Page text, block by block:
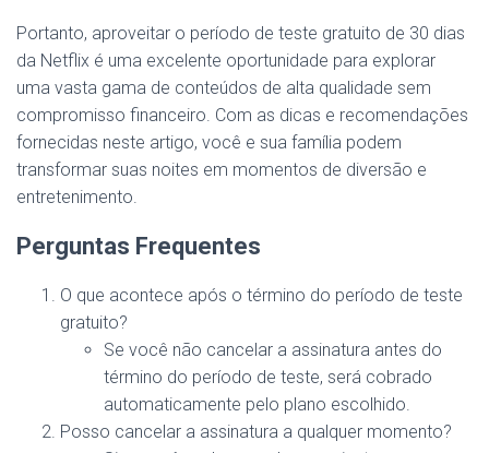
Portanto, aproveitar o período de teste gratuito de 30 dias
da Netflix é uma excelente oportunidade para explorar
uma vasta gama de conteúdos de alta qualidade sem
compromisso financeiro. Com as dicas e recomendações
fornecidas neste artigo, você e sua família podem
transformar suas noites em momentos de diversão e
entretenimento.
Perguntas Frequentes
O que acontece após o término do período de teste
gratuito?
Se você não cancelar a assinatura antes do
término do período de teste, será cobrado
automaticamente pelo plano escolhido.
Posso cancelar a assinatura a qualquer momento?